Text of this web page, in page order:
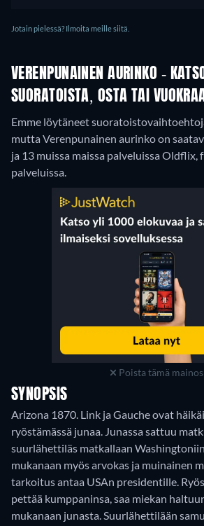
Jotain pielessä? Ilmoita meille siitä.
VERENPUNAINEN AURINKO -
SUORATOISTA, OSTA TAI
Emme löytäneet
mutta Verenpunainen aurinko on
ja 13 muissa maissa palveluissa Oldflix,
palveluissa.
Poista tämä mainos
SYNOPSIS
Arizona 1870. Link ja Gauche ovat
ryöstämässä junaa. Junassa sattuu
suurlähettiläs matkallaan
mukanaan myös arvokas ja muinainen
tarkoitus antaa USAn presidentille.
pettää kumppaninsa, saa miekan
mukanaan junasta. Suurlähettilään